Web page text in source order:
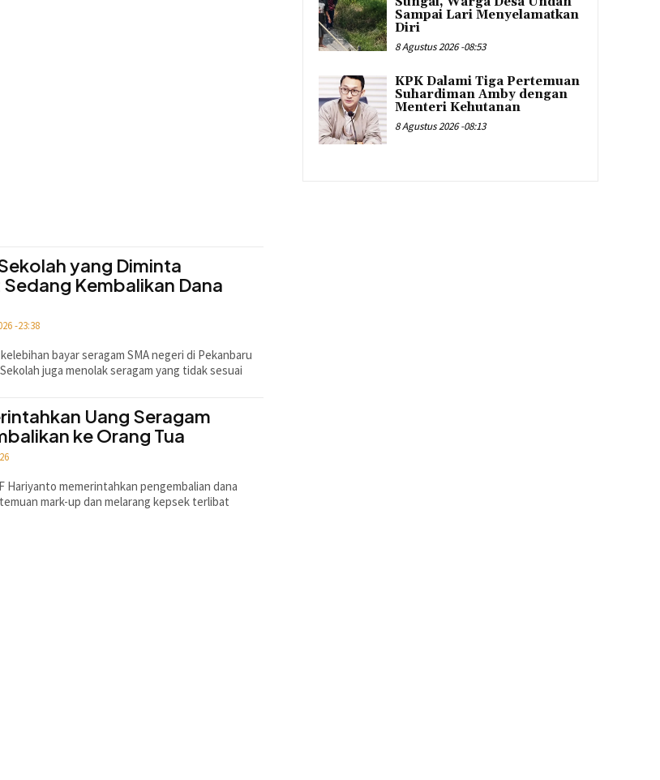
yang Diminta
Kembalikan Dana
-23:38
bayar seragam SMA negeri di Pekanbaru
juga menolak seragam yang tidak sesuai
Uang Seragam
ke Orang Tua
Hariyanto memerintahkan pengembalian dana
mark-up dan melarang kepsek terlibat
Sampai Lari Menyelamatkan
Diri
8 Agustus 2026 -08:53
KPK Dalami Tiga Pertemuan
Suhardiman Amby dengan
Menteri Kehutanan
8 Agustus 2026 -08:13